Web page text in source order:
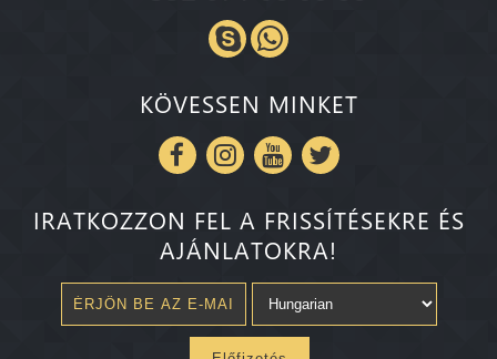
KÖVESSEN MINKET
IRATKOZZON FEL A FRISSÍTÉSEKRE ÉS
AJÁNLATOKRA!